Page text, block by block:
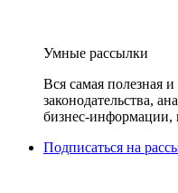
Умные рассылки
Вся самая полезная
законодательства,
бизнес-информации,
Подписаться на